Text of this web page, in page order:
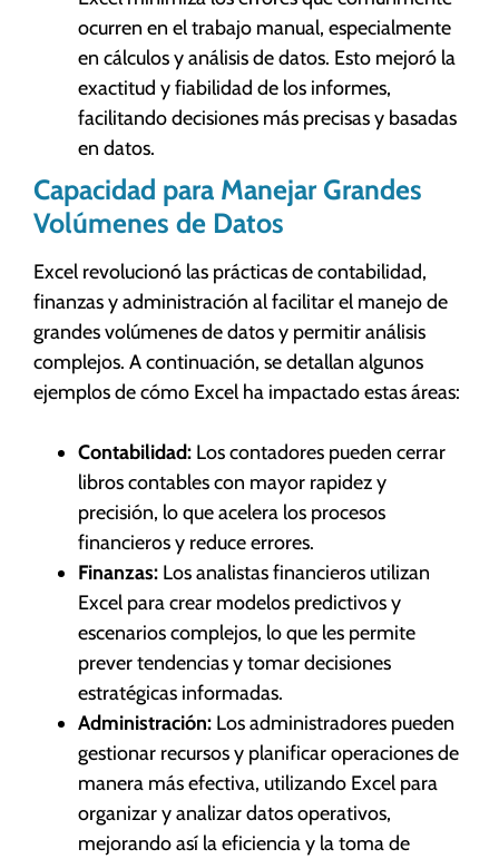
ocurren en el trabajo manual, especialmente
en cálculos y análisis de datos. Esto mejoró la
exactitud y fiabilidad de los informes,
facilitando decisiones más precisas y basadas
en datos.
Capacidad para Manejar Grandes
Volúmenes de Datos
Excel revolucionó las prácticas de contabilidad,
finanzas y administración al facilitar el manejo de
grandes volúmenes de datos y permitir análisis
complejos. A continuación, se detallan algunos
ejemplos de cómo Excel ha impactado estas áreas:
Contabilidad: Los contadores pueden cerrar
libros contables con mayor rapidez y
precisión, lo que acelera los procesos
financieros y reduce errores.
Finanzas: Los analistas financieros utilizan
Excel para crear modelos predictivos y
escenarios complejos, lo que les permite
prever tendencias y tomar decisiones
estratégicas informadas.
Administración: Los administradores pueden
gestionar recursos y planificar operaciones de
manera más efectiva, utilizando Excel para
organizar y analizar datos operativos,
mejorando así la eficiencia y la toma de